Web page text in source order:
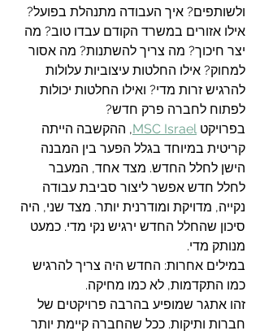
ולשותפים? איך העבודה מתנהלת בפועל?
אילו אזורים במשרד הקודם עבדו טוב? מה
יצר חיכוך? מה צריך להשתנות? מה אסור
למחוק? אילו החלטות עיצוביות עלולות
להרגיש זרות מדי? ואילו החלטות יכולות
לפתוח לחברה פרק חדש?
בפרויקט MSC Israel, ההקשבה הייתה
קריטית במיוחד בגלל הפער בין המבנה
הישן לחלל החדש. מצד אחד, המעבר
לחלל חדש אפשר ליצור סביבת עבודה
נקייה, מדויקת ומודרנית יותר. מצד שני, היה
סיכון שהחלל החדש ירגיש נקי מדי. כמעט
מנותק מדי.
במילים אחרות: החדש היה צריך להרגיש
כמו התקדמות, לא כמו מחיקה.
זהו אתגר שמופיע בהרבה פרויקטים של
חברות ותיקות. ככל שהחברה קיימת יותר